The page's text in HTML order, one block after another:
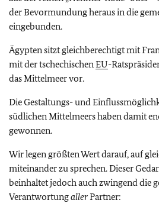
der Bevormundung heraus in die
eingebunden.
Ägypten sitzt gleichberechtigt mit
mit der tschechischenEU-
das Mittelmeer vor.
Die Gestaltungs- und
südlichen Mittelmeers haben damit
gewonnen.
Wir legen größten Wert darauf, auf
miteinander zu sprechen. Dieser
beinhaltet jedoch auch zwingend die
VerantwortungallerPartner: